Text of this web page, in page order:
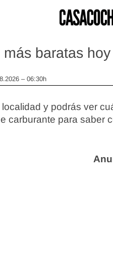
baratas
– 06:30h
y podrás ver
carburante para saber